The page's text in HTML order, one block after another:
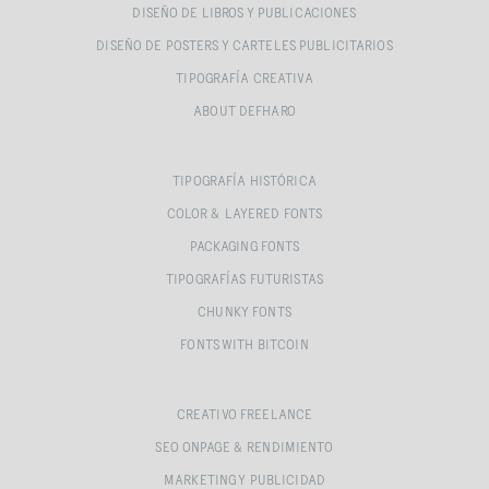
DISEÑO DE LIBROS Y PUBLICACIONES
DISEÑO DE POSTERS Y CARTELES PUBLICITARIOS
TIPOGRAFÍA CREATIVA
ABOUT DEFHARO
TIPOGRAFÍA HISTÓRICA
COLOR & LAYERED FONTS
PACKAGING FONTS
TIPOGRAFÍAS FUTURISTAS
CHUNKY FONTS
FONTS WITH BITCOIN
CREATIVO FREELANCE
SEO ONPAGE & RENDIMIENTO
MARKETING Y PUBLICIDAD